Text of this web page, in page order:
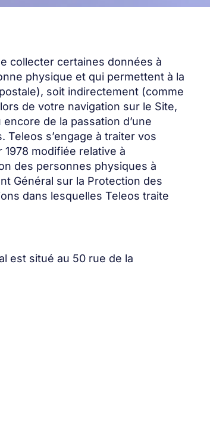
collecter certaines données à
physique et qui permettent à la
soit indirectement (comme
de votre navigation sur le Site,
de la passation d’une
s’engage à traiter vos
modifiée relative à
des personnes physiques à
Général sur la Protection des
dans lesquelles Teleos traite
est situé au 50 rue de la